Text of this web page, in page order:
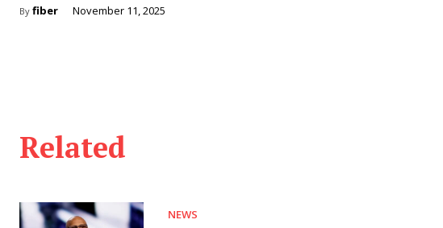
By fiber November 11, 2025
Related
NEWS